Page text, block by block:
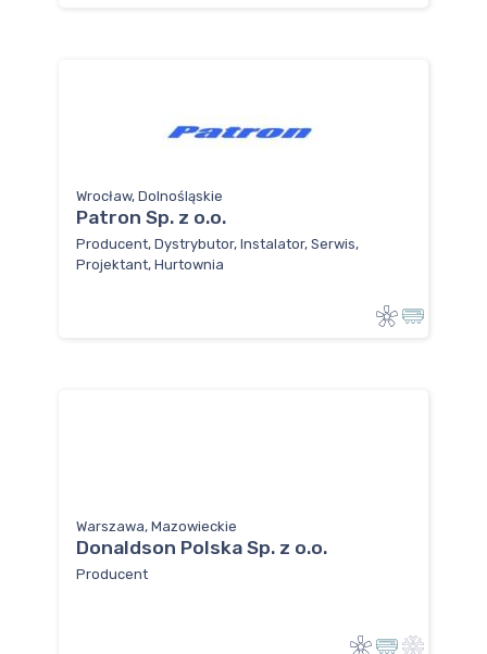
Wrocław, Dolnośląskie
Patron Sp. z o.o.
Producent, Dystrybutor, Instalator, Serwis,
Projektant, Hurtownia
Warszawa, Mazowieckie
Donaldson Polska Sp. z o.o.
Producent